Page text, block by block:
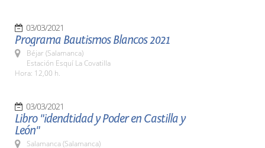
03/03/2021
Programa Bautismos Blancos 2021
Béjar (Salamanca)
Estación Esquí La Covatilla
Hora: 12,00 h.
03/03/2021
Libro "idendtidad y Poder en Castilla y
León"
Salamanca (Salamanca)